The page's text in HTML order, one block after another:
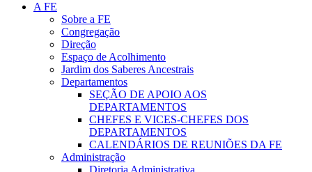
A FE
Sobre a FE
Congregação
Direção
Espaço de Acolhimento
Jardim dos Saberes Ancestrais
Departamentos
SEÇÃO DE APOIO AOS
DEPARTAMENTOS
CHEFES E VICES-CHEFES DOS
DEPARTAMENTOS
CALENDÁRIOS DE REUNIÕES DA FE
Administração
Diretoria Administrativa